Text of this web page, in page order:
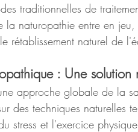
traditionnelles de
la naturopathie entre en
rétablissement naturel de
: Une
approche globale de la
des techniques naturelles
stress et l'exercice